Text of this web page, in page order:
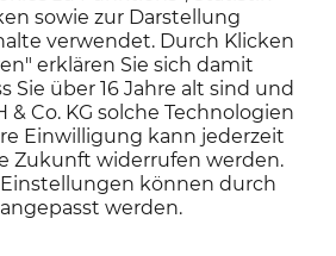
Offenburg - Ein Unternehmen der